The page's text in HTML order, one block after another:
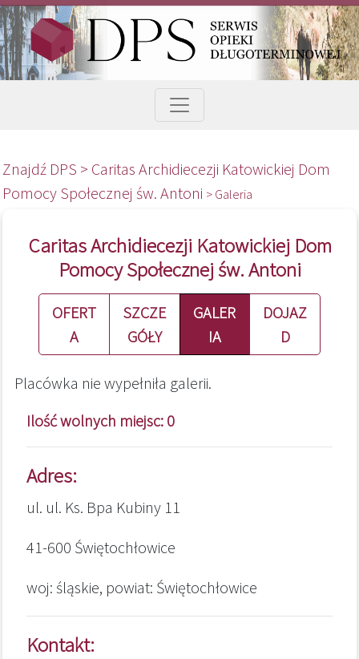
Znajdź DPS > Caritas Archidiecezji Katowickiej Dom
Pomocy Społecznej św. Antoni > Galeria
Caritas Archidiecezji Katowickiej Dom
Pomocy Społecznej św. Antoni
OFERT
A
SZCZE
GÓŁY
GALER
IA
DOJAZ
D
Placówka nie wypełniła galerii.
Ilość wolnych miejsc: 0
Adres:
ul. ul. Ks. Bpa Kubiny 11
41-600 Świętochłowice
woj: śląskie, powiat: Świętochłowice
Kontakt: